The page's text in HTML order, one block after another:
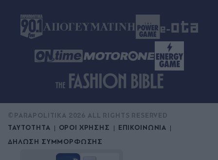
ΤΑΥΤΟΤΗΤΑ ΟΡΟΙ ΧΡΗΣΗΣ
ΕΠΙΚΟΙΝΩΝΙΑ
ΔΗΛΩΣΗ ΣΥΜΜΟΡΦΩΣΗΣ
©PARAPOLITIKA 2026 ALL RIGHTS RESERVED